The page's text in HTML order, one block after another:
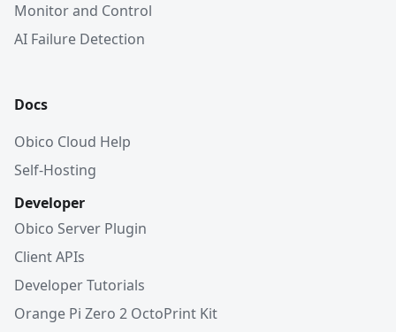
Monitor and Control
AI Failure Detection
Docs
Obico Cloud Help
Self-Hosting
Developer
Obico Server Plugin
Client APIs
Developer Tutorials
Orange Pi Zero 2 OctoPrint Kit